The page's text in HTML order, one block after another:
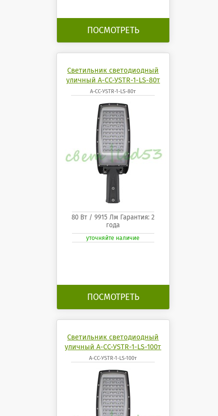
ПОСМОТРЕТЬ
Светильник светодиодный
уличный А-СС-УSTR-1-LS-80т
А-СС-УSTR-1-LS-80т
80 Вт / 9915 Лм Гарантия: 2
года
уточняйте наличие
ПОСМОТРЕТЬ
Светильник светодиодный
уличный А-СС-УSTR-1-LS-100т
А-СС-УSTR-1-LS-100т